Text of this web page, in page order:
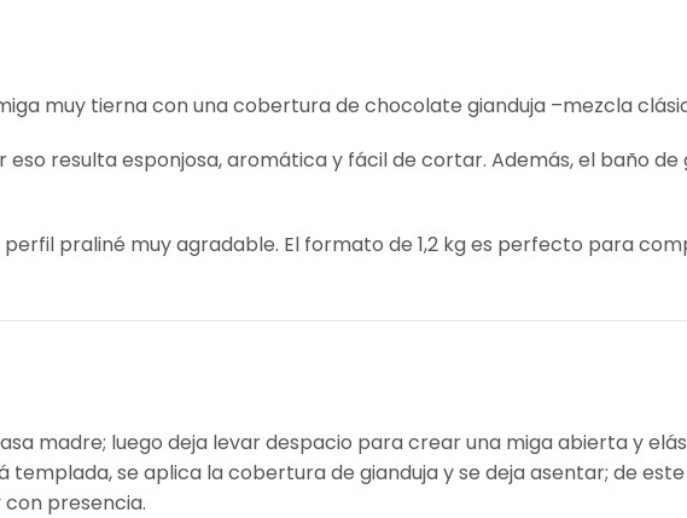
muy tierna con una cobertura de chocolate gianduja –mezcla
resulta esponjosa, aromática y fácil de cortar. Además, el baño
praliné muy agradable. El formato de 1,2 kg es perfecto para
madre; luego deja levar despacio para crear una miga abierta y
se aplica la cobertura de gianduja y se deja asentar; de
presencia.